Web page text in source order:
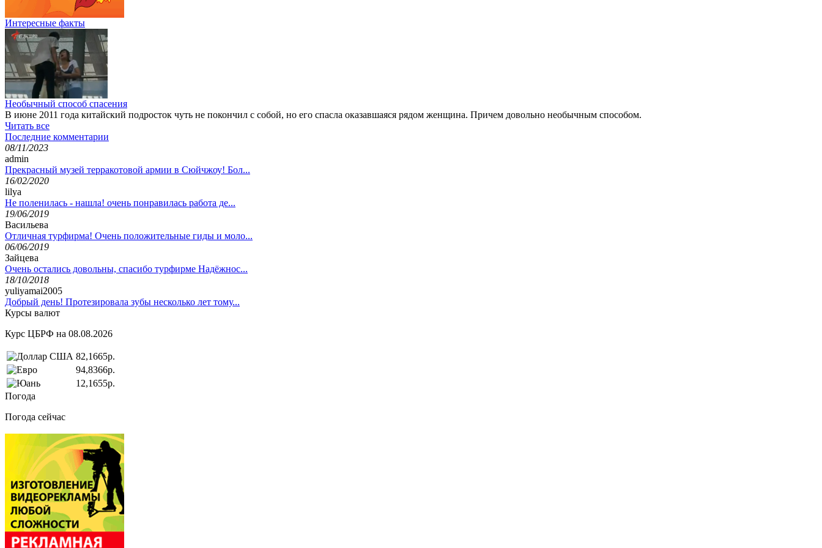
Интересные факты
Необычный способ спасения
В июне 2011 года китайский подросток чуть не покончил с собой, но его спасла оказавшаяся рядом женщина. Причем довольно необычным способом.
Читать все
Последние комментарии
08/11/2023
admin
Прекрасный музей терракотовой армии в Сюйчжоу! Бол...
16/02/2020
lilya
Не поленилась - нашла! очень понравилась работа де...
19/06/2019
Васильева
Отличная турфирма! Очень положительные гиды и моло...
06/06/2019
Зайцева
Очень остались довольны, спасибо турфирме Надёжнос...
18/10/2018
yuliyamai2005
Добрый день! Протезировала зубы несколько лет тому...
Курсы валют
Курс ЦБРФ на 08.08.2026
82,1665р.
94,8366р.
12,1655р.
Погода
Погода сейчас